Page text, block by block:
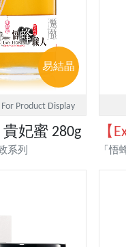
易結晶
For Product Display
妃蜜 280g
系列
【
「悟